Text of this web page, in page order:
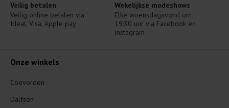
Veilig betalen
Veilig online betalen via
Ideal, Visa, Apple pay
Wekelijkse modeshows
Elke woensdagavond om
19:30 uur via Facebook en
Instagram
Onze winkels
Coevorden
Dalfsen